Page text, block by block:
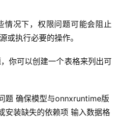
情况下，权限问题可能会阻止
或执行必要的操作。
你可以创建一个表格来列出可
题 确保模型与onnxruntime版
安装缺失的依赖项 输入数据格